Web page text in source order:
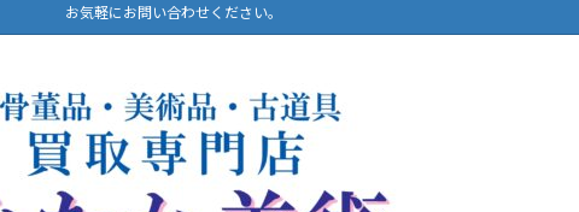
お気軽にお問い合わせください。